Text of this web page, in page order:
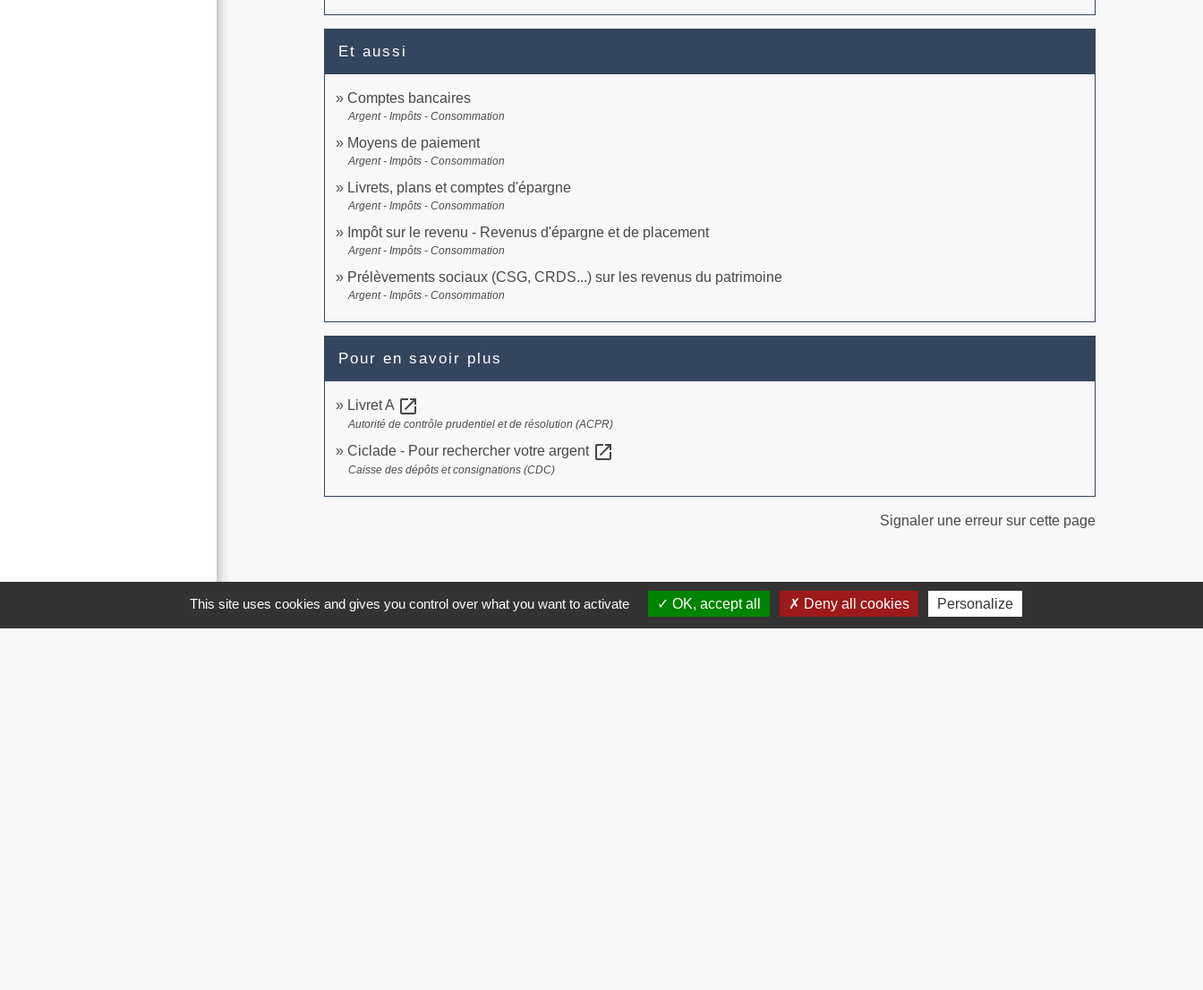
Et aussi
Comptes bancaires
Argent - Impôts - Consommation
Moyens de paiement
Argent - Impôts - Consommation
Livrets, plans et comptes d'épargne
Argent - Impôts - Consommation
Impôt sur le revenu - Revenus d'épargne et de placement
Argent - Impôts - Consommation
Prélèvements sociaux (CSG, CRDS...) sur les revenus du patrimoine
Argent - Impôts - Consommation
Pour en savoir plus
Livret A open_in_new
Autorité de contrôle prudentiel et de résolution (ACPR)
Ciclade - Pour rechercher votre argent open_in_new
Caisse des dépôts et consignations (CDC)
Signaler une erreur sur cette page
This site uses cookies and gives you control over what you want to activate OK, accept all Deny all cookies Personalize